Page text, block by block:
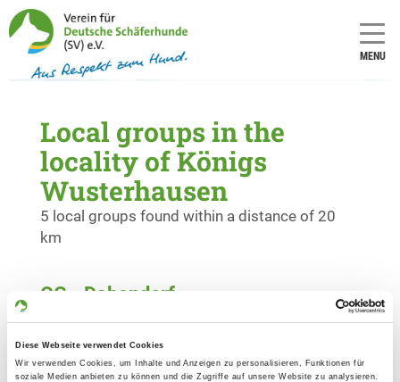
Diese Webseite verwendet Cookies
Wir verwenden Cookies, um Inhalte und Anzeigen zu personalisieren, Funktionen für
soziale Medien anbieten zu können und die Zugriffe auf unsere Website zu analysieren.
MENU
Local groups in the
locality of Königs
Wusterhausen
5 local groups found within a distance of 20
km
OG - Dabendorf
Details
15806 Zossen